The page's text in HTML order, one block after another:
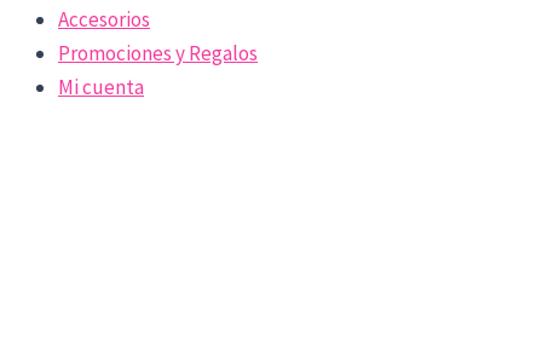
Accesorios
Promociones y Regalos
Mi cuenta